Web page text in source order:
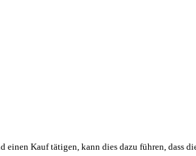
Kauf tätigen, kann dies dazu führen, dass